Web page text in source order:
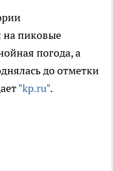
на пиковые
погода, а
до отметки
"kp.ru".